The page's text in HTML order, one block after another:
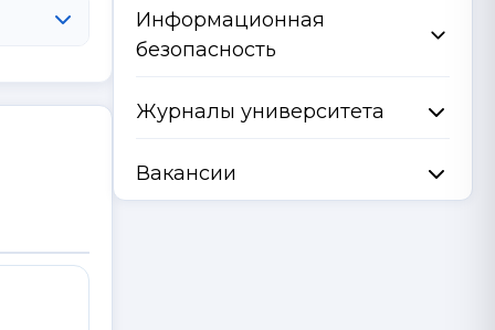
Информационная
безопасность
Журналы университета
Вакансии